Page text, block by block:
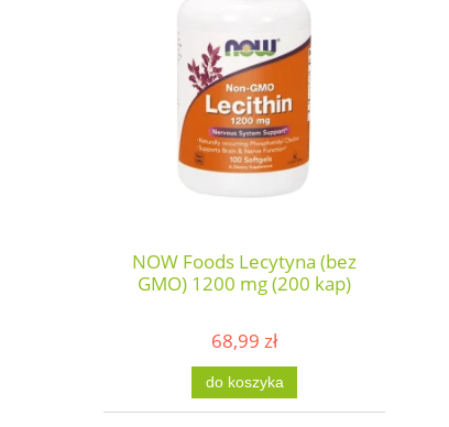
NOW Foods Lecytyna (bez
GMO) 1200 mg (200 kap)
68,99 zł
do koszyka